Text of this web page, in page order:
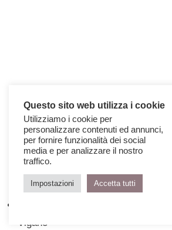
Vincitori CARPANELLI
Antonio
Vigano’
Questo sito web utilizza i cookie
Utilizziamo i cookie per
personalizzare contenuti ed annunci,
per fornire funzionalità dei social
media e per analizzare il nostro
traffico.
Impostazioni Accetta tutti